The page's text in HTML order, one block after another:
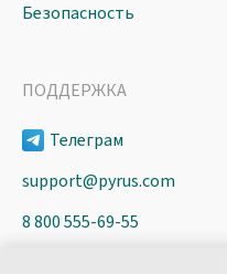
Безопасность
ПОДДЕРЖКА
Телеграм
support@pyrus.com
8 800 555-69-55